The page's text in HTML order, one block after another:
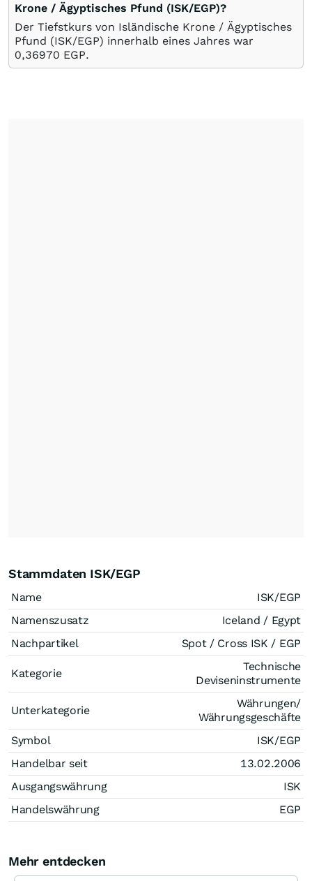
Krone / Ägyptisches Pfund (ISK/EGP)?
Der Tiefstkurs von Isländische Krone / Ägyptisches
Pfund (ISK/EGP) innerhalb eines Jahres war
0,36970 EGP.
Stammdaten ISK/EGP
Name
ISK/EGP
Namenszusatz
Iceland / Egypt
Nachpartikel
Spot / Cross ISK / EGP
Kategorie
Technische
Deviseninstrumente
Unterkategorie
Währungen/
Währungsgeschäfte
Symbol
ISK/EGP
Handelbar seit
13.02.2006
Ausgangswährung
ISK
Handelswährung
EGP
Mehr entdecken